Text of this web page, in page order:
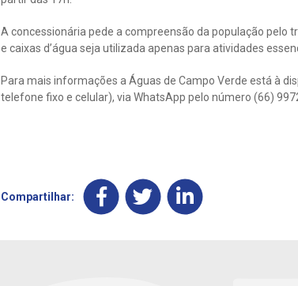
A concessionária pede a compreensão da população pelo
e caixas d’água seja utilizada apenas para atividades
Para mais informações a Águas de Campo Verde está à
telefone fixo e celular), via WhatsApp pelo número (66)
Compartilhar: